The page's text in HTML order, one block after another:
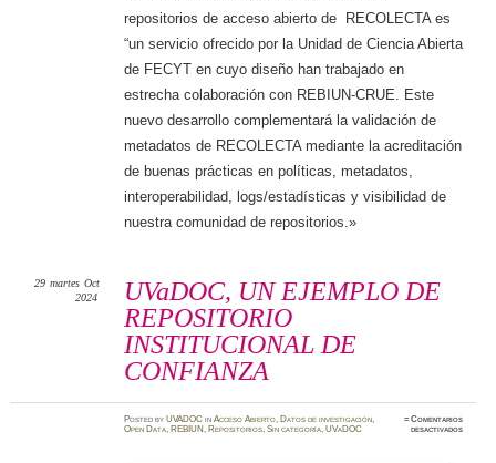
repositorios de acceso abierto de RECOLECTA es
“un servicio ofrecido por la Unidad de Ciencia Abierta
de FECYT en cuyo diseño han trabajado en
estrecha colaboración con REBIUN-CRUE. Este
nuevo desarrollo complementará la validación de
metadatos de RECOLECTA mediante la acreditación
de buenas prácticas en políticas, metadatos,
interoperabilidad, logs/estadísticas y visibilidad de
nuestra comunidad de repositorios.»
UVaDOC, UN EJEMPLO DE
REPOSITORIO
INSTITUCIONAL DE
CONFIANZA
29 martes Oct
2024
PostedbyUVADOC inAcceso Abierto ,Datos de investigación
Open Data ,REBIUN ,Repositorios ,Sin categoría ,UVaDOC
≈Comentarios
desactivadosen